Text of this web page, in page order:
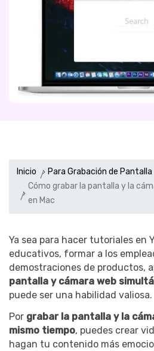
Inicio
Para Grabación de Pantalla
Cómo grabar la pantalla y la
en Mac
Ya sea para hacer tutoriales en
educativos, formar a los
demostraciones de productos,
pantalla y cámara web
puede ser una habilidad valiosa.
Por grabar la pantalla y la
mismo tiempo, puedes crear
hagan tu contenido más